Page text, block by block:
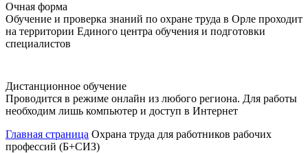
Очная форма
Обучение и проверка знаний по охране труда в Орле проходит
на территории Единого центра обучения и подготовки
специалистов
Дистанционное обучение
Проводится в режиме онлайн из любого региона. Для работы
необходим лишь компьютер и доступ в Интернет
Главная страница Охрана труда для работников рабочих
профессий (Б+СИЗ)